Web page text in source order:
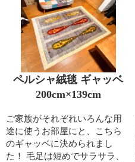
ペルシャ絨毯 ギャッベ
200cm×139cm
ご家族がそれぞれいろんな用
途に使うお部屋にと、こちら
のギャッベに決められまし
た！ 毛足は短めでサラサラ、